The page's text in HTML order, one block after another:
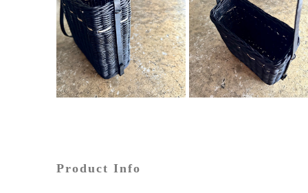
Product Info